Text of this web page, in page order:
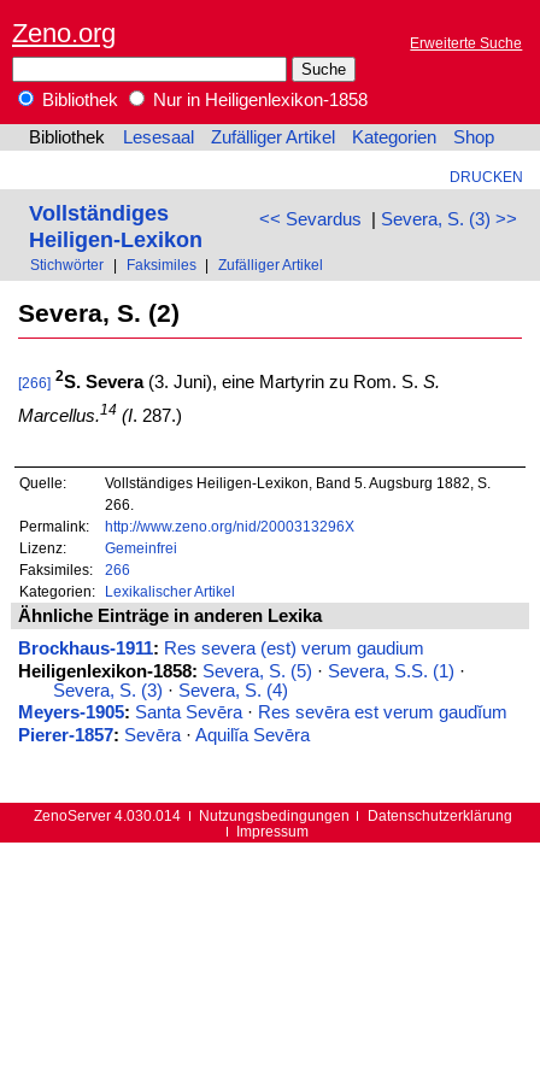
Zeno.org Erweiterte Suche
Bibliothek
Nur in Heiligenlexikon-1858
Bibliothek
Lesesaal Zufälliger Artikel Kategorien Shop
DRUCKEN
<< Sevardus | Severa, S. (3) >>
Vollständiges
Heiligen-Lexikon
Stichwörter Faksimiles Zufälliger Artikel
Severa, S. (2)
[266] 2S. Severa(3. Juni), eine Martyrin zu Rom. S. S.
Marcellus.14(I. 287.)
Quelle:
Vollständiges Heiligen-Lexikon, Band 5. Augsburg 1882, S.
266.
Permalink:
http://www.zeno.org/nid/2000313296X
Lizenz:
Gemeinfrei
Faksimiles:
266
Kategorien:
Lexikalischer Artikel
Ähnliche Einträge in anderen Lexika
Brockhaus-1911: Res severa (est) verum gaudium
Heiligenlexikon-1858: Severa, S. (5) · Severa, S.S. (1) ·
Severa, S. (3) · Severa, S. (4)
Meyers-1905: Santa Sevēra· Res sevēra est verum gaudĭum
Pierer-1857: Sevēra· Aquilĭa Sevēra
ZenoServer 4.030.014 Nutzungsbedingungen
Datenschutzerklärung
Impressum